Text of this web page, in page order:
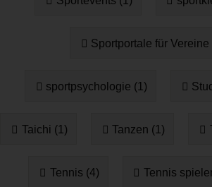
Sportportale für Vereine
sportpsychologie (1)
Taichi (1) Tanzen (1)
Tennis (4) Tennis